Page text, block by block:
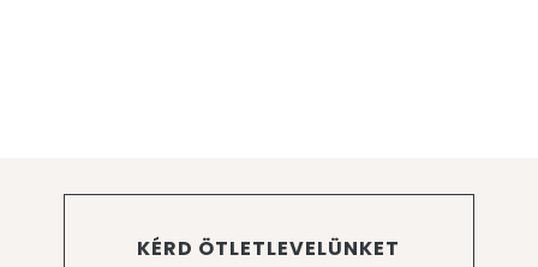
KÉRD ÖTLETLEVELÜNKET